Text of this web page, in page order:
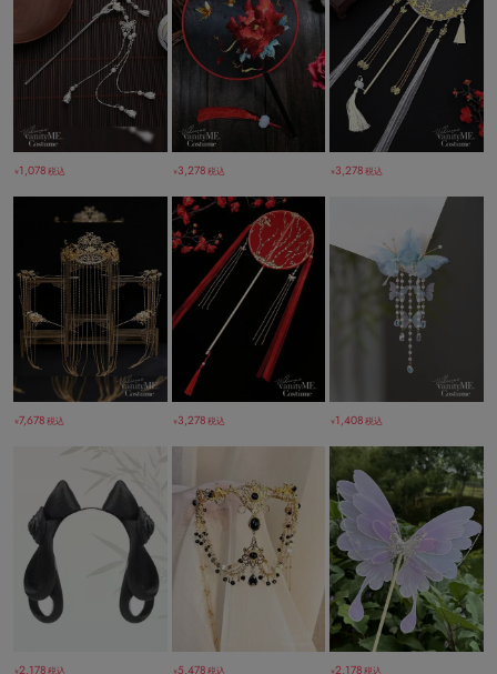
￥1,078税込 ￥3,278税込 ￥3,278 税込
￥7,678税込 ￥3,278税込 ￥1,408 税込
￥2,178税込 ￥5,478税込 ￥2,178 税込